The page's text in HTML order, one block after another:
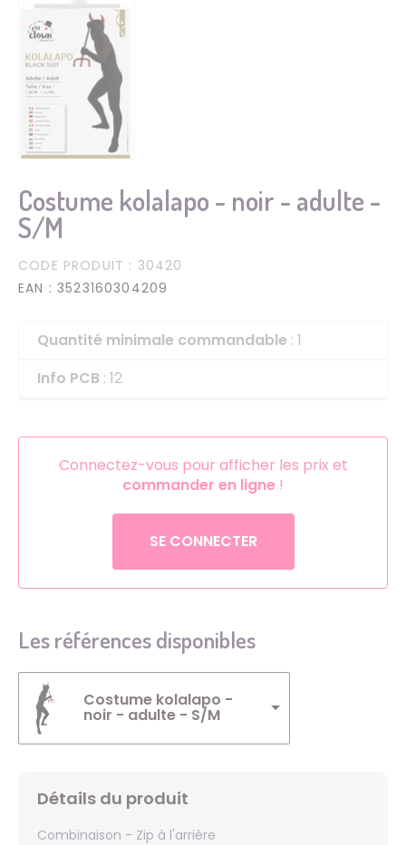
Costume kolalapo - noir - adulte -
S/M
CODE PRODUIT : 30420
EAN : 3523160304209
Quantité minimale commandable : 1
Info PCB : 12
Connectez-vous pour afficher les prix et
commander en ligne !
SE CONNECTER
Les références disponibles
Costume kolalapo -
noir - adulte - S/M
Détails du produit
Combinaison - Zip à l'arrière